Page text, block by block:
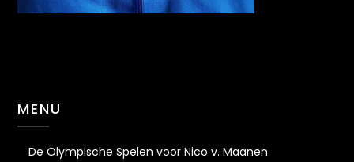
MENU
De Olympische Spelen voor Nico v. Maanen